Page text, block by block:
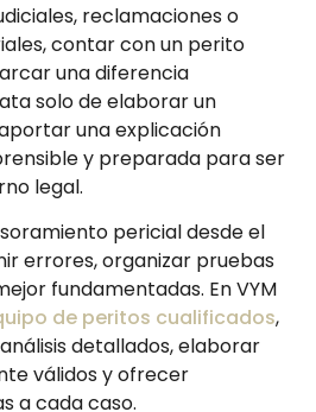
reclamaciones o
contar con un perito
una diferencia
solo de elaborar un
una explicación
y preparada para ser
legal.
pericial desde el
errores, organizar pruebas
fundamentadas. En VYM
de peritos cualificados,
detallados, elaborar
válidos y ofrecer
a cada caso.